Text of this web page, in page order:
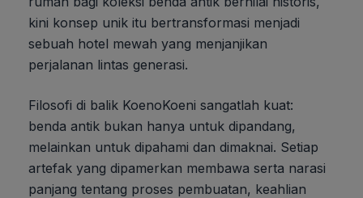
kini konsep unik itu bertransformasi menjadi
sebuah hotel mewah yang menjanjikan
perjalanan lintas generasi.
Filosofi di balik KoenoKoeni sangatlah kuat:
benda antik bukan hanya untuk dipandang,
melainkan untuk dipahami dan dimaknai. Setiap
artefak yang dipamerkan membawa serta narasi
panjang tentang proses pembuatan, keahlian